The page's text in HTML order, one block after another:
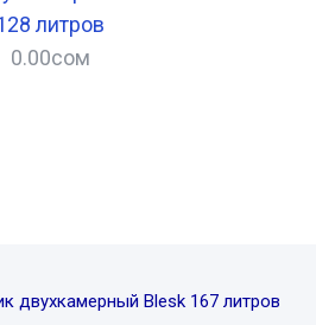
литров
0.00сом
двухкамерный Blesk 167 литров